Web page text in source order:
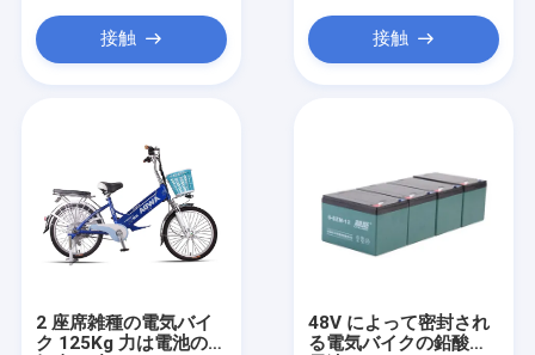
接触 接触
2 座席雑種の電気バイ
ク 125Kg 力は電池の自
48V によって密封され
る電気バイクの鉛酸蓄